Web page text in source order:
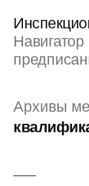
содержимому
Архивы